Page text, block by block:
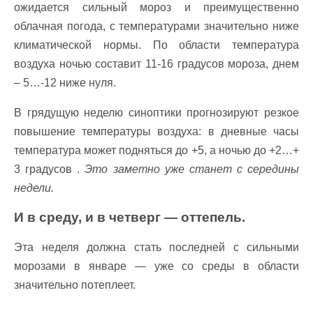
ожидается сильный мороз и преимущественно
облачная погода, с температурами значительно ниже
климатической нормы. По области температура
воздуха ночью составит 11-16 градусов мороза, днем
– 5…-12 ниже нуля.
В грядущую неделю синоптики прогнозируют резкое
повышение температуры воздуха: в дневные часы
температура может подняться до +5, а ночью до +2…+
3 градусов .Это заметно уже станет с середины
недели.
И в среду, и в четверг — оттепель.
Эта неделя должна стать последней с сильными
морозами в январе — уже со среды в области
значительно потеплеет.